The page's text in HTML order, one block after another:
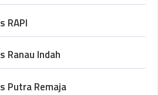
RAPI
Ranau Indah
Putra Remaja